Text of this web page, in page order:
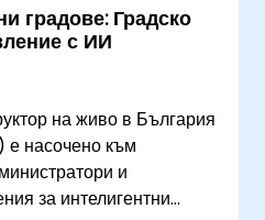
градове: Градско
с ИИ
на живо в България
е насочено към
и
за интелигентни